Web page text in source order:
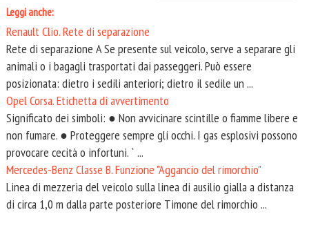
Leggi anche:
Renault Clio. Rete di separazione
Rete di separazione A Se presente sul veicolo, serve a separare gli
animali o i bagagli trasportati dai passeggeri. Può essere
posizionata: dietro i sedili anteriori; dietro il sedile un ...
Opel Corsa. Etichetta di avvertimento
Significato dei simboli: ● Non avvicinare scintille o fiamme libere e
non fumare. ● Proteggere sempre gli occhi. I gas esplosivi possono
provocare cecità o infortuni. ` ...
Mercedes-Benz Classe B. Funzione "Aggancio del rimorchio"
Linea di mezzeria del veicolo sulla linea di ausilio gialla a distanza
di circa 1,0 m dalla parte posteriore Timone del rimorchio ...